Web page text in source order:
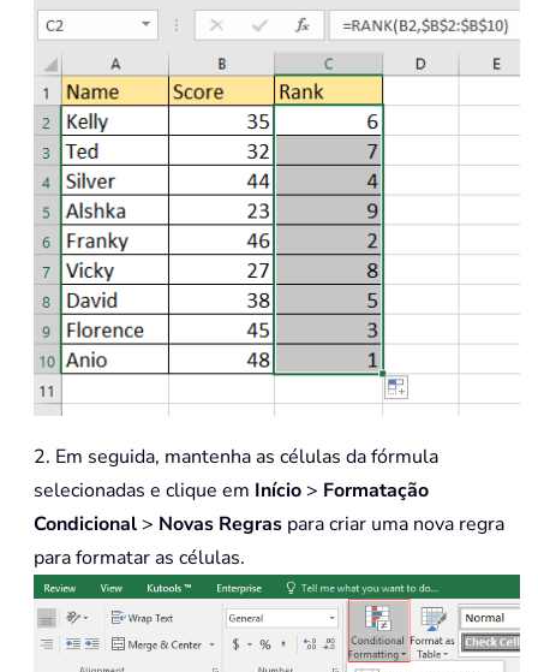
2. Em seguida, mantenha as células da fórmula
selecionadas e clique em Início > Formatação
Condicional > Novas Regras para criar uma nova regra
para formatar as células.